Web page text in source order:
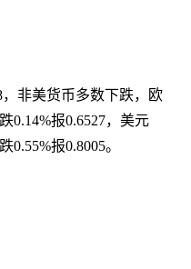
非美货币多数下跌，欧
0.14%报0.6527，美元
报0.8005。